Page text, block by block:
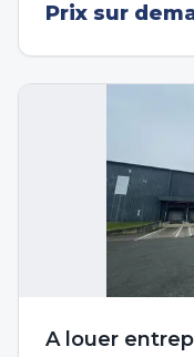
Prix sur
A louer